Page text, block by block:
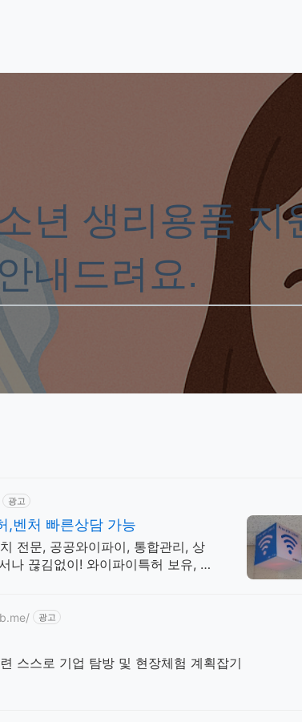
년 생리용품 지
내드려요.
광고
,벤처 빠른상담 가능
전문, 공공와이파이, 통합관리, 상
나 끊김없이! 와이파이특허 보유, 다
광고
스스로 기업 탐방 및 현장체험 계획잡기